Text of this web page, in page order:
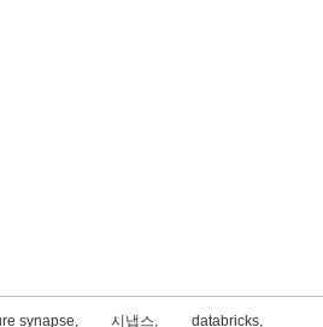
synapse, 시냅스, databricks,